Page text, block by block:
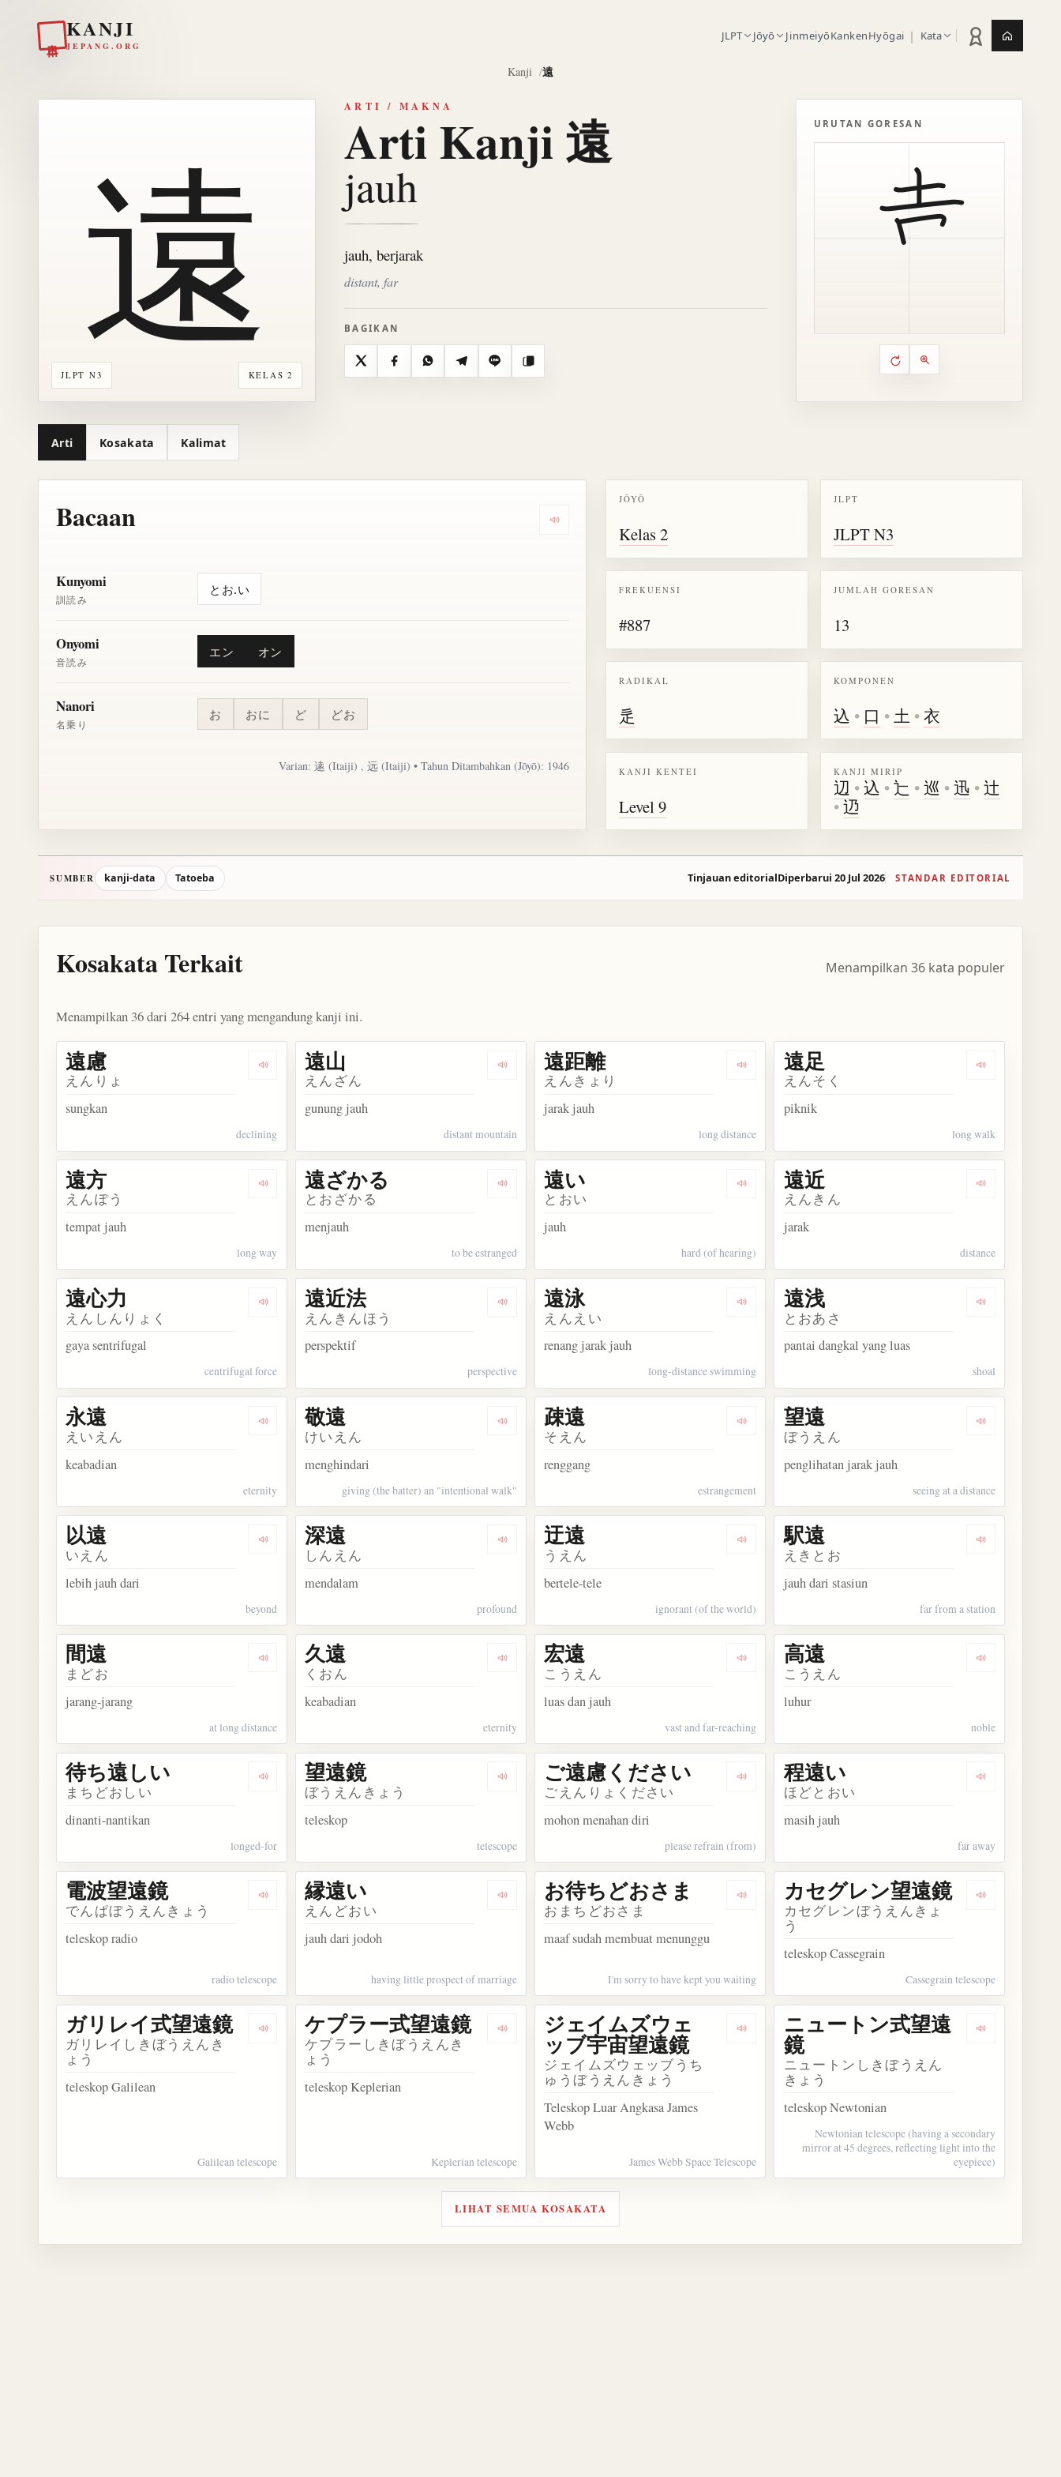
KANJI
JEPANG.ORG
JLPT Jōyō JinmeiyōKankenHyōgai | Kata Statistik latihan
Kanji 遠
JLPT N3 KELAS 2
遠
ARTI / MAKNA
Arti Kanji 遠
jauh
jauh, berjarak
distant, far
BAGIKAN
X FacebookWhatsAppTelegramLine Salin
URUTAN GORESAN
Kontrol animasi urutan
Putar ulang animasi
Perbesar animasi
Arti Kosakata Kalimat
Bacaan Dengarkan semua bacaan untuk kanji 遠
Kunyomi
訓読み
とお.い
Onyomi
音読み
エン オン
Nanori
名乗り
お おに ど どお
Varian: 逺 (Itaiji) , 远 (Itaiji) • Tahun Ditambahkan (Jōyō): 1946
JŌYŌ
Kelas 2
JLPT
JLPT N3
FREKUENSI
#887
JUMLAH GORESAN
13
RADIKAL
辵
KOMPONEN
込 • 口 •土 •衣
KANJI KENTEI
Level 9
KANJI MIRIP
辺 •込 •辷 •巡 •迅 •辻
•辸
SUMBER kanji-data Tatoeba Tinjauan editorialDiperbarui 20 Jul 2026 STANDAR EDITORIAL
Kosakata Terkait Menampilkan 36 kata populer
Menampilkan 36 dari 264 entri yang mengandung kanji ini.
Dengarkan kosakata 遠慮
遠慮
えんりょ
sungkan
declining
Dengarkan kosakata 遠山
遠山
えんざん
gunung jauh
distant mountain
Dengarkan kosakata 遠距離
遠距離
えんきょり
jarak jauh
long distance
Dengarkan
遠足
えんそく
piknik
long walk
Dengarkan kosakata 遠方
遠方
えんぽう
tempat jauh
long way
Dengarkan kosakata 遠ざかる
遠ざかる
とおざかる
menjauh
to be estranged
Dengarkan kosakata 遠い
遠い
とおい
jauh
hard (of hearing)
Dengarkan
遠近
えんきん
jarak
distance
Dengarkan kosakata 遠心力
遠心力
えんしんりょく
gaya sentrifugal
centrifugal force
Dengarkan kosakata 遠近法
遠近法
えんきんほう
perspektif
perspective
Dengarkan kosakata 遠泳
遠泳
えんえい
renang jarak jauh
long-distance swimming
Dengarkan
遠浅
とおあさ
pantai dangkal yang luas
shoal
Dengarkan kosakata 永遠
永遠
えいえん
keabadian
eternity
Dengarkan kosakata 敬遠
敬遠
けいえん
menghindari
giving (the batter) an "intentional walk"
Dengarkan kosakata 疎遠
疎遠
そえん
renggang
estrangement
Dengarkan
望遠
ぼうえん
penglihatan jarak jauh
seeing at a distance
Dengarkan kosakata 以遠
以遠
いえん
lebih jauh dari
beyond
Dengarkan kosakata 深遠
深遠
しんえん
mendalam
profound
Dengarkan kosakata 迂遠
迂遠
うえん
bertele-tele
ignorant (of the world)
Dengarkan
駅遠
えきとお
jauh dari stasiun
far from a station
Dengarkan kosakata 間遠
間遠
まどお
jarang-jarang
at long distance
Dengarkan kosakata 久遠
久遠
くおん
keabadian
eternity
Dengarkan kosakata 宏遠
宏遠
こうえん
luas dan jauh
vast and far-reaching
Dengarkan
高遠
こうえん
luhur
noble
Dengarkan kosakata 待ち遠しい
待ち遠しい
まちどおしい
dinanti-nantikan
longed-for
Dengarkan kosakata 望遠鏡
望遠鏡
ぼうえんきょう
teleskop
telescope
Dengarkan kosakata ご遠慮ください
ご遠慮ください
ごえんりょください
mohon menahan diri
please refrain (from)
Dengarkan
程遠い
ほどとおい
masih jauh
far away
Dengarkan kosakata 電波望遠鏡
電波望遠鏡
でんぱぼうえんきょう
teleskop radio
radio telescope
Dengarkan kosakata 縁遠い
縁遠い
えんどおい
jauh dari jodoh
having little prospect of marriage
Dengarkan kosakata お待ちどおさま
お待ちどおさま
おまちどおさま
maaf sudah membuat menunggu
I'm sorry to have kept you waiting
Dengarkan
カセグレン望遠鏡
カセグレンぼうえんきょ
う
teleskop Cassegrain
Cassegrain telescope
Dengarkan kosakata ガリレイ式望遠鏡
ガリレイ式望遠鏡
ガリレイしきぼうえんき
ょう
teleskop Galilean
Galilean telescope
Dengarkan kosakata ケプラー式望遠鏡
ケプラー式望遠鏡
ケプラーしきぼうえんき
ょう
teleskop Keplerian
Keplerian telescope
Dengarkan kosakata ジェイムズウェッブ宇宙望遠鏡
ジェイムズウェ
ッブ宇宙望遠鏡
ジェイムズウェッブうち
ゅうぼうえんきょう
Teleskop Luar Angkasa James
Webb
James Webb Space Telescope
Dengarkan
ニュートン式望遠
鏡
ニュートンしきぼうえん
きょう
teleskop Newtonian
Newtonian telescope (having a secondary
mirror at 45 degrees, reflecting light into the
eyepiece)
LIHAT SEMUA KOSAKATA